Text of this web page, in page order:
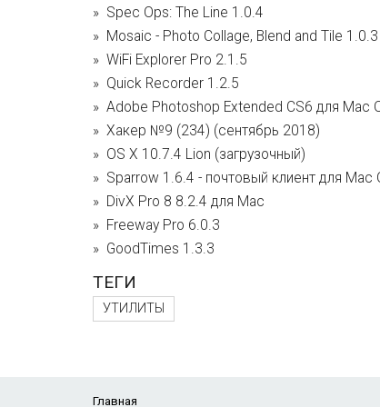
Spec Ops: The Line 1.0.4
Mosaic - Photo Collage, Blend and Tile 1.0.3
WiFi Explorer Pro 2.1.5
Quick Recorder 1.2.5
Adobe Photoshop Extended CS6 для Mac
Хакер №9 (234) (сентябрь 2018)
OS X 10.7.4 Lion (загрузочный)
Sparrow 1.6.4 - почтовый клиент для Mac
DivX Pro 8 8.2.4 для Mac
Freeway Pro 6.0.3
GoodTimes 1.3.3
ТЕГИ
УТИЛИТЫ
Главная